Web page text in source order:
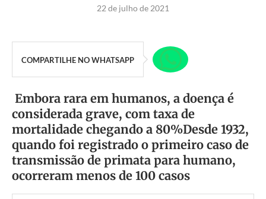
22 de julho de 2021
COMPARTILHE NO WHATSAPP
Embora rara em humanos, a doença é
considerada grave, com taxa de
mortalidade chegando a 80%Desde 1932,
quando foi registrado o primeiro caso de
transmissão de primata para humano,
ocorreram menos de 100 casos